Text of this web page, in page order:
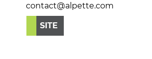
contact@alpette.com
SITE